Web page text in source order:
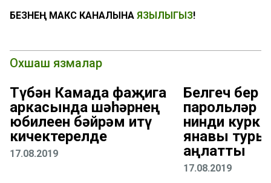
БЕЗНЕҢ МАКС КАНАЛЫНА ЯЗЫЛЫГЫЗ!
Охшаш язмалар
Түбән Камада фаҗига
аркасында шәһәрнең
юбилеен бәйрәм итү
кичектерелде
17.08.2019
Белгеч бер
парольләр
нинди
янавы
аңлатты
17.08.2019